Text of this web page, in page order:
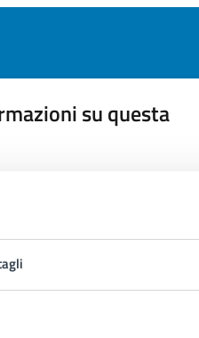
su questa